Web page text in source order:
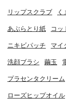
リップスクラブ
あぶらとり紙 コッ
ニキビパッチ マイ
洗顔ブラシ 繭玉
プラセンタクリーム
ローズヒップオイル